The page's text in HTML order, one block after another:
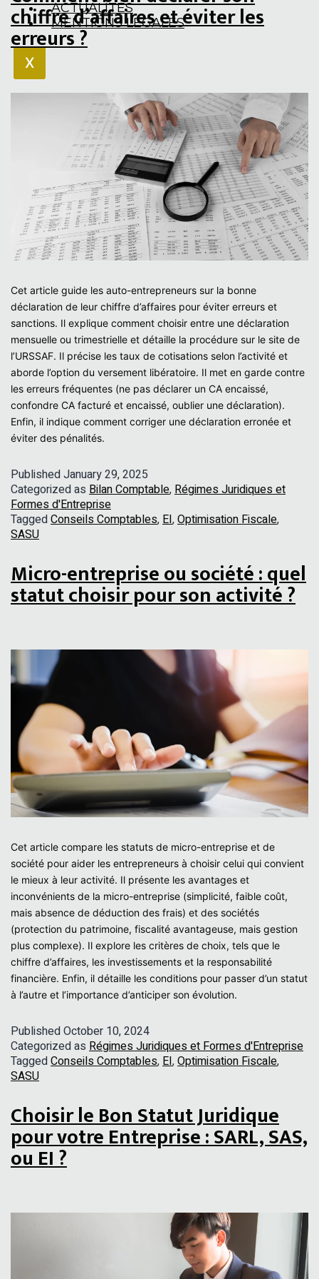
ACTUALITÉS
MENTIONS LEGALES
X
chiffre d’affaires et éviter les
erreurs ?
Cet article guide les auto-entrepreneurs sur la bonne
déclaration de leur chiffre d’affaires pour éviter erreurs et
sanctions. Il explique comment choisir entre une déclaration
mensuelle ou trimestrielle et détaille la procédure sur le site de
l’URSSAF. Il précise les taux de cotisations selon l’activité et
aborde l’option du versement libératoire. Il met en garde contre
les erreurs fréquentes (ne pas déclarer un CA encaissé,
confondre CA facturé et encaissé, oublier une déclaration).
Enfin, il indique comment corriger une déclaration erronée et
éviter des pénalités.
PublishedJanuary 29, 2025
Categorized as Bilan Comptable,Régimes Juridiques et
Formes d'Entreprise
TaggedConseils Comptables,EI,Optimisation Fiscale,
SASU
Micro-entreprise ou société : quel
statut choisir pour son activité ?
Cet article compare les statuts de micro-entreprise et de
société pour aider les entrepreneurs à choisir celui qui convient
le mieux à leur activité. Il présente les avantages et
inconvénients de la micro-entreprise (simplicité, faible coût,
mais absence de déduction des frais) et des sociétés
(protection du patrimoine, fiscalité avantageuse, mais gestion
plus complexe). Il explore les critères de choix, tels que le
chiffre d’affaires, les investissements et la responsabilité
financière. Enfin, il détaille les conditions pour passer d’un statut
à l’autre et l’importance d’anticiper son évolution.
PublishedOctober 10, 2024
Categorized as Régimes Juridiques et Formes d'Entreprise
TaggedConseils Comptables,EI,Optimisation Fiscale,
SASU
Choisir le Bon Statut Juridique
pour votre Entreprise : SARL, SAS,
ou EI ?